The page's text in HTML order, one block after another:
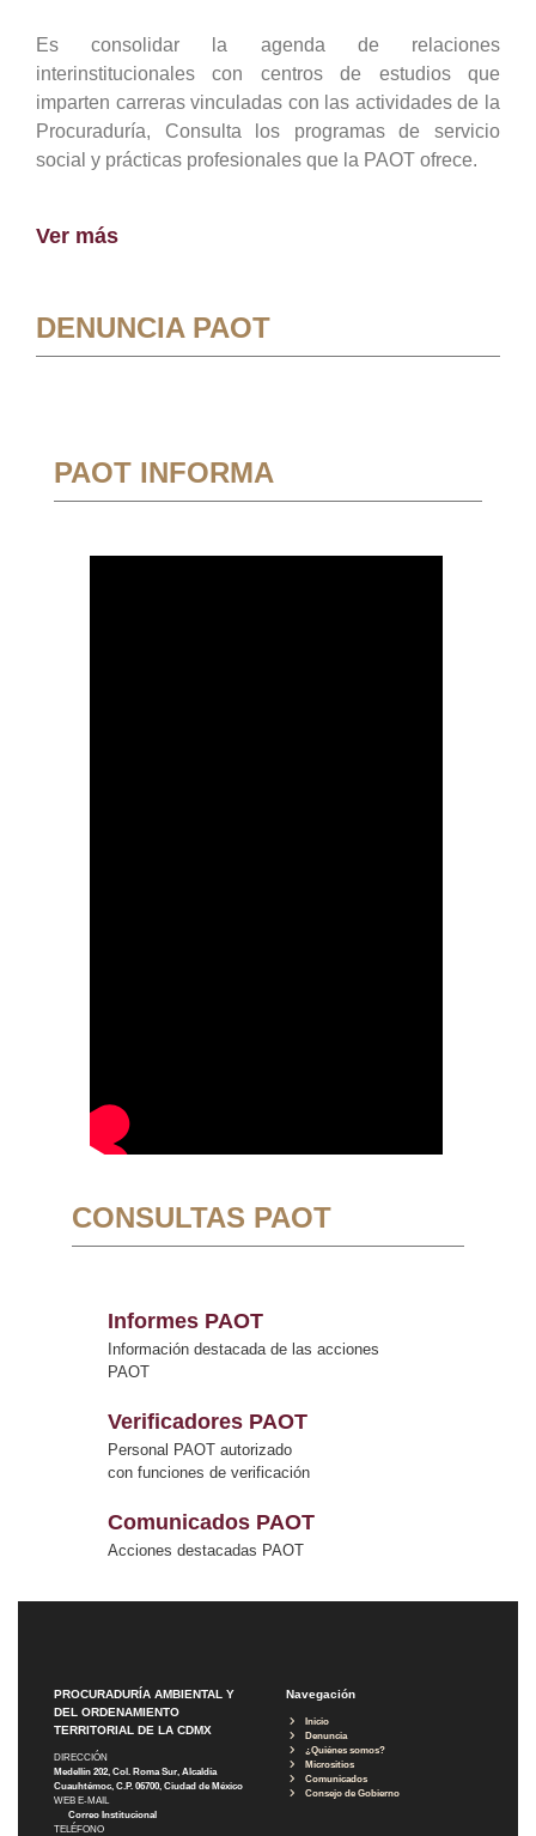
Es consolidar la agenda de relaciones
interinstitucionales con centros de estudios que
imparten carreras vinculadas con las actividades de la
Procuraduría, Consulta los programas de servicio
social y prácticas profesionales que la PAOT ofrece.
Ver más
DENUNCIA PAOT
PAOT INFORMA
CONSULTAS PAOT
Informes PAOT
Información destacada de las acciones
PAOT
Verificadores PAOT
Personal PAOT autorizado
con funciones de verificación
Comunicados PAOT
Acciones destacadas PAOT
PROCURADURÍA AMBIENTAL Y
DEL ORDENAMIENTO
TERRITORIAL DE LA CDMX
DIRECCIÓN
Medellín 202, Col. Roma Sur, Alcaldía
Cuauhtémoc, C.P. 06700, Ciudad de México
WEB E-MAIL
Correo Institucional
TELÉFONO
Navegación
Inicio
Denuncia
¿Quiénes somos?
Micrositios
Comunicados
Consejo de Gobierno